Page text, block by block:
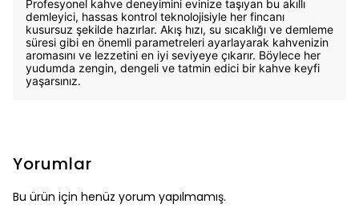
Profesyonel kahve deneyimini evinize taşıyan bu akıllı
demleyici, hassas kontrol teknolojisiyle her fincanı
kusursuz şekilde hazırlar. Akış hızı, su sıcaklığı ve demleme
süresi gibi en önemli parametreleri ayarlayarak kahvenizin
aromasını ve lezzetini en iyi seviyeye çıkarır. Böylece her
yudumda zengin, dengeli ve tatmin edici bir kahve keyfi
yaşarsınız.
Yorumlar
Bu ürün için henüz yorum yapılmamış.